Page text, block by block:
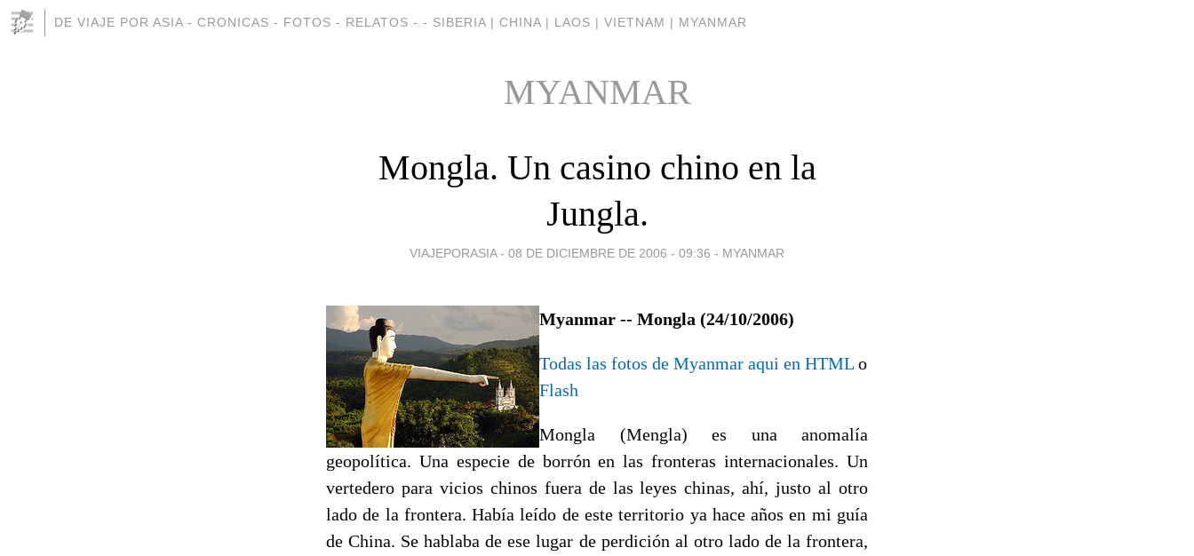
DE VIAJE POR ASIA - CRONICAS - FOTOS - RELATOS - - SIBERIA | CHINA | LAOS | VIETNAM | MYANMAR
MYANMAR
Mongla. Un casino chino en la
Jungla.
VIAJEPORASIA - 08 DE DICIEMBRE DE 2006 - 09:36 - MYANMAR
Myanmar -- Mongla (24/10/2006)
Todas las fotos de Myanmar aqui en HTML o
Flash
Mongla (Mengla) es una anomalía
geopolítica. Una especie de borrón en las fronteras internacionales. Un
vertedero para vicios chinos fuera de las leyes chinas, ahí, justo al otro
lado de la frontera. Había leído de este territorio ya hace años en mi guía
de China. Se hablaba de ese lugar de perdición al otro lado de la frontera,